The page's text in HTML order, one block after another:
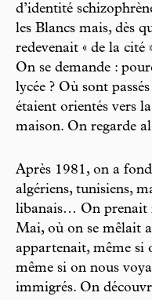
d’identité
les Blancs mais, dès
redevenait « de la cité
On se demande :
lycée ? Où sont
étaient orientés vers
maison. On regarde
Après 1981, on a
algériens, tunisiens,
libanais… On prenait
Mai, où on se mêlait
appartenait, même si
même si on nous
immigrés. On